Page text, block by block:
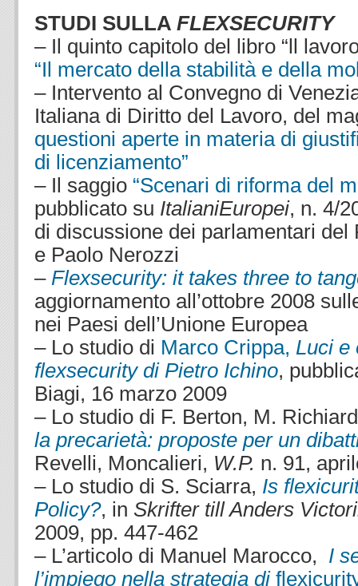
STUDI SULLA FLEXSECURITY
– Il quinto capitolo del libro “ll
“Il mercato della stabilità e della
– Intervento al Convegno di
Italiana di Diritto del Lavoro, del
questioni aperte in materia di
di licenziamento”
– Il saggio “Scenari di riforma del
pubblicato su ItalianiEuropei, n. 4/
di discussione dei parlamentari del
e Paolo Nerozzi
– Flexsecurity: it takes three to
aggiornamento all’ottobre 2008
nei Paesi dell’Unione Europea
– Lo studio di Marco Crippa, Luci e
flexsecurity di Pietro Ichino,
Biagi, 16 marzo 2009
– Lo studio di F. Berton, M.
la precarietà: proposte per un
Revelli, Moncalieri, W.P. n. 91,
– Lo studio di S. Sciarra, Is
Policy?, in Skrifter till Anders
2009, pp. 447-462
– L’articolo di Manuel Marocco, I
l’impiego nella strategia di